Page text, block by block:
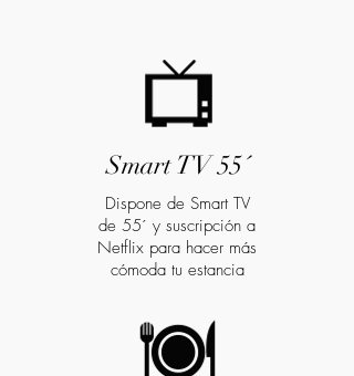
Smart TV 55´
Dispone de Smart TV
de 55´ y suscripción a
Netflix para hacer más
cómoda tu estancia